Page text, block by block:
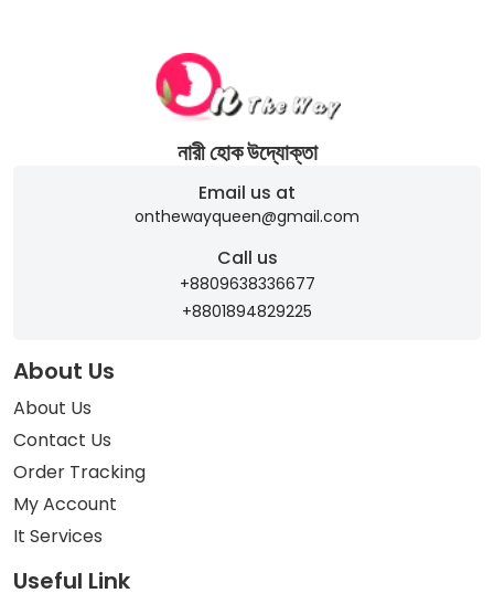
নারী হোক উদ্যোক্তা
Email us at
onthewayqueen@gmail.com
Call us
+8809638336677
+8801894829225
About Us
About Us
Contact Us
Order Tracking
My Account
It Services
Useful Link